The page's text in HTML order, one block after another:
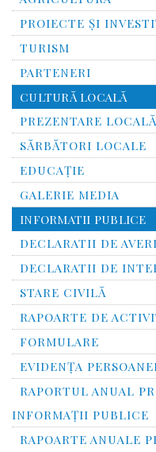
PROIECTE ȘI
TURISM
PARTENERI
CULTURĂ LOCALĂ
PREZENTARE LOCALĂ
SĂRBĂTORI LOCALE
EDUCAȚIE
GALERIE MEDIA
INFORMATII PUBLICE
DECLARATII DE
DECLARATII DE
STARE CIVILĂ
RAPOARTE DE
FORMULARE
EVIDENȚA
RAPORTUL ANUAL
INFORMAŢII PUBLICE
RAPOARTE ANUALE